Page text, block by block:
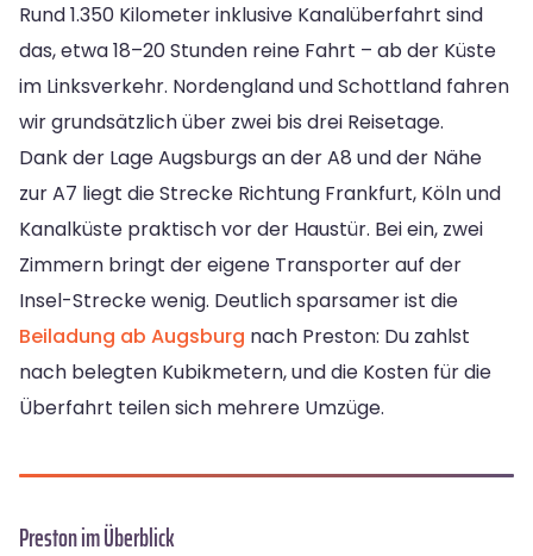
Rund 1.350 Kilometer inklusive Kanalüberfahrt sind
das, etwa 18–20 Stunden reine Fahrt – ab der Küste
im Linksverkehr. Nordengland und Schottland fahren
wir grundsätzlich über zwei bis drei Reisetage.
Dank der Lage Augsburgs an der A8 und der Nähe
zur A7 liegt die Strecke Richtung Frankfurt, Köln und
Kanalküste praktisch vor der Haustür. Bei ein, zwei
Zimmern bringt der eigene Transporter auf der
Insel-Strecke wenig. Deutlich sparsamer ist die
Beiladung ab Augsburg nach Preston: Du zahlst
nach belegten Kubikmetern, und die Kosten für die
Überfahrt teilen sich mehrere Umzüge.
Preston im Überblick